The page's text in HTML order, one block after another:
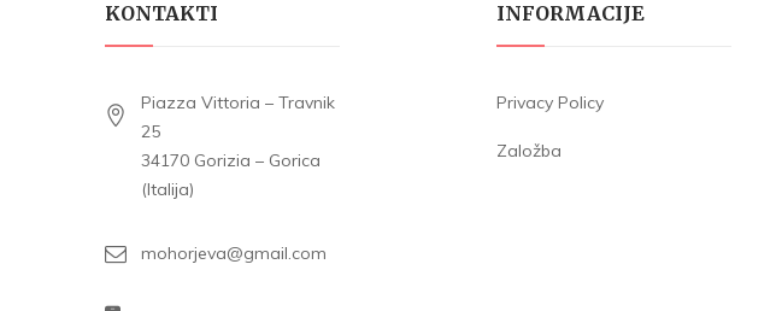
KONTAKTI
Piazza Vittoria – Travnik
25
34170 Gorizia – Gorica
(Italija)
mohorjeva@gmail.com
INFORMACIJE
Privacy Policy
Založba